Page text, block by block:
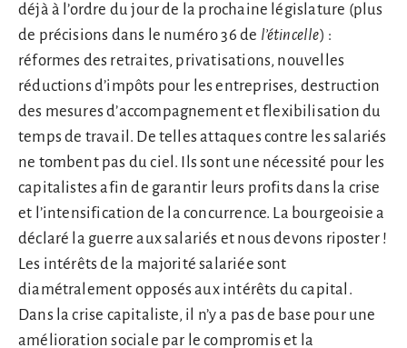
déjà à l’ordre du jour de la prochaine législature (plus
de précisions dans le numéro 36 de l’étincelle) :
réformes des retraites, privatisations, nouvelles
réductions d’impôts pour les entreprises, destruction
des mesures d’accompagnement et flexibilisation du
temps de travail. De telles attaques contre les salariés
ne tombent pas du ciel. Ils sont une nécessité pour les
capitalistes afin de garantir leurs profits dans la crise
et l’intensification de la concurrence. La bourgeoisie a
déclaré la guerre aux salariés et nous devons riposter !
Les intérêts de la majorité salariée sont
diamétralement opposés aux intérêts du capital.
Dans la crise capitaliste, il n’y a pas de base pour une
amélioration sociale par le compromis et la